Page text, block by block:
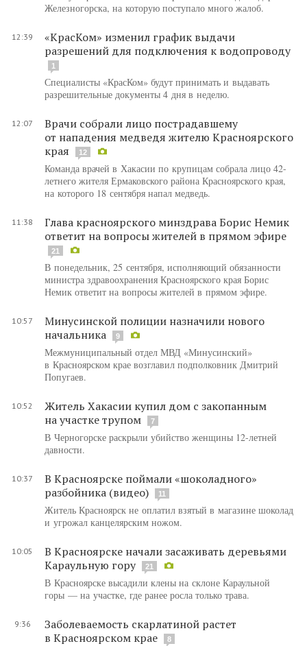
Железногорска, на которую поступало много жалоб.
12:39
«КрасКом» изменил график выдачи
разрешений для подключения к водопроводу
1
Специалисты «КрасКом» будут принимать и выдавать
разрешительные документы 4 дня в неделю.
12:07
Врачи собрали лицо пострадавшему
от нападения медведя жителю Красноярского
края
12
Команда врачей в Хакасии по крупицам собрала лицо 42-
летнего жителя Ермаковского района Красноярского края,
на которого 18 сентября напал медведь.
11:38
Глава красноярского минздрава Борис Немик
ответит на вопросы жителей в прямом эфире
21
В понедельник, 25 сентября, исполняющий обязанности
министра здравоохранения Красноярского края Борис
Немик ответит на вопросы жителей в прямом эфире.
10:57
Минусинской полиции назначили нового
начальника
9
Межмуниципальный отдел МВД «Минусинский»
в Красноярском крае возглавил подполковник Дмитрий
Попугаев.
10:52
Житель Хакасии купил дом с закопанным
на участке трупом
7
В Черногорске раскрыли убийство женщины 12-летней
давности.
10:37
В Красноярске поймали «шоколадного»
разбойника (видео)
11
Житель Красноярск не оплатил взятый в магазине шоколад
и угрожал канцелярским ножом.
10:05
В Красноярске начали засаживать деревьями
Караульную гору
21
В Красноярске высадили клены на склоне Караульной
горы — на участке, где ранее росла только трава.
9:36
Заболеваемость скарлатиной растет
в Красноярском крае
8